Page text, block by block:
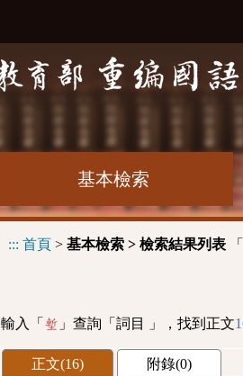
基本檢索
::: 首頁 > 基本檢索 > 檢索結果列表 「
輸入「 塹 」查詢「詞目 」，找到正文
正文(16) 附錄(0)